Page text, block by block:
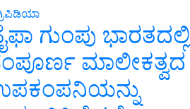
ಗುಂಪು ಭಾರತದಲ್ಲಿ
ಮಾಲೀಕತ್ವದ